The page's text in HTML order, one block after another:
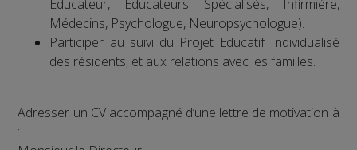
Educateur, Educateurs Spécialisés, Infirmière,
Médecins, Psychologue, Neuropsychologue).
Participer au suivi du Projet Educatif Individualisé
des résidents, et aux relations avec les familles.
Adresser un CV accompagné d’une lettre de motivation à
: